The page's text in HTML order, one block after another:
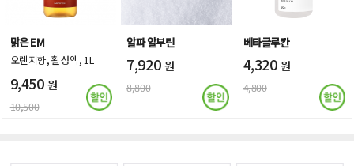
맑은 EM
오렌지향, 활성액, 1L
9,450 원
10,500
알파 알부틴
7,920 원
8,800
베타글루칸
4,320 원
4,800